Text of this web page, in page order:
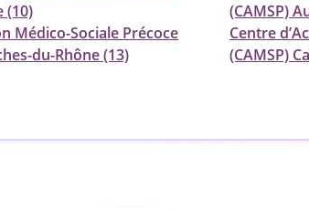
(10)
(CAMSP)
Médico-Sociale Précoce
du-Rhône (13)
Centre
(CAMSP)